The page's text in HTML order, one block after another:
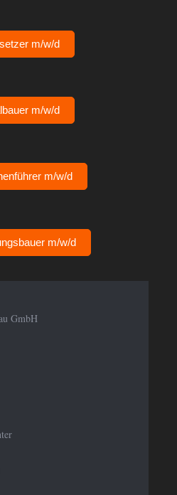
m/w/d
m/w/d
m/w/d
m/w/d
GmbH